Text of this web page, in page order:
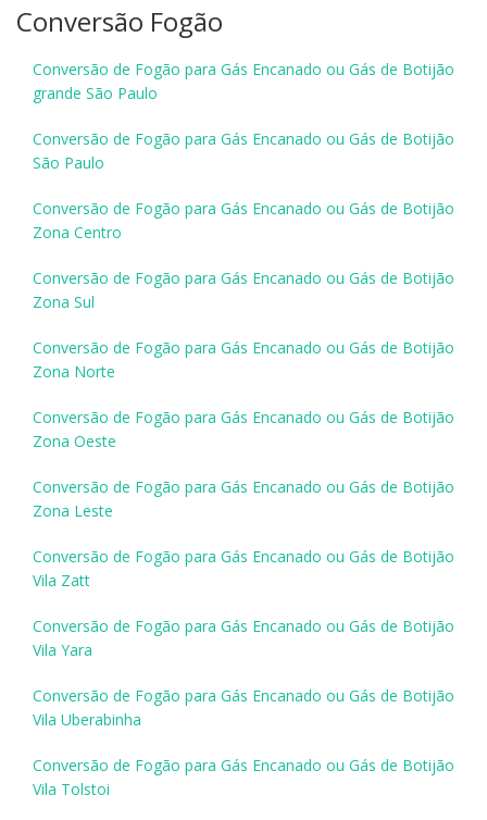
Conversão Fogão
Conversão de Fogão para Gás Encanado ou Gás de Botijão
grande São Paulo
Conversão de Fogão para Gás Encanado ou Gás de Botijão
São Paulo
Conversão de Fogão para Gás Encanado ou Gás de Botijão
Zona Centro
Conversão de Fogão para Gás Encanado ou Gás de Botijão
Zona Sul
Conversão de Fogão para Gás Encanado ou Gás de Botijão
Zona Norte
Conversão de Fogão para Gás Encanado ou Gás de Botijão
Zona Oeste
Conversão de Fogão para Gás Encanado ou Gás de Botijão
Zona Leste
Conversão de Fogão para Gás Encanado ou Gás de Botijão
Vila Zatt
Conversão de Fogão para Gás Encanado ou Gás de Botijão
Vila Yara
Conversão de Fogão para Gás Encanado ou Gás de Botijão
Vila Uberabinha
Conversão de Fogão para Gás Encanado ou Gás de Botijão
Vila Tolstoi